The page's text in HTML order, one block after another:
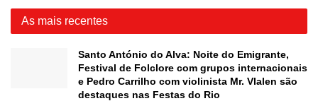
As mais recentes
Santo António do Alva: Noite do Emigrante,
Festival de Folclore com grupos internacionais
e Pedro Carrilho com violinista Mr. Vlalen são
destaques nas Festas do Rio